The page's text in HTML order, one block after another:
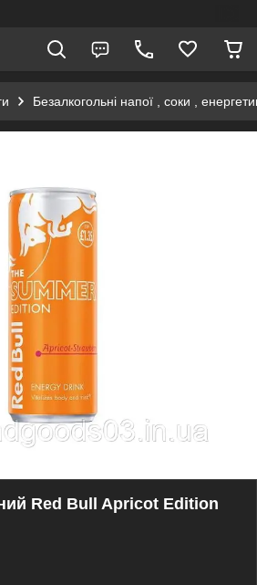
Безалкогольні напої , соки ,
Red Bull Apricot Edition